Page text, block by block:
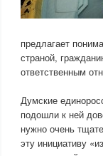
предлагает
страной,
ответственным
Думские
подошли к ней
нужно очень
эту инициативу